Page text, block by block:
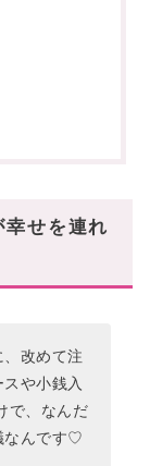
ース
ース
せを連れ
改めて注
や小銭入
で、なんだ
なんです♡